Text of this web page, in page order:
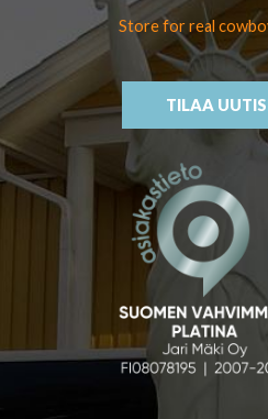
Store for real
TILAA